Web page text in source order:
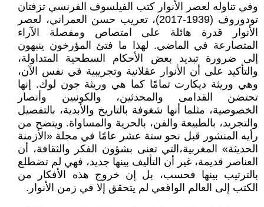
وفي تناوله لعصر الأنوار كتب الفيلسوف الفرنسي تزفتان
تودوروف (1939-2017)، تعريب حسن العمراني، لعصر
الأنوار قدرة هائلة على امتصاص ومفصلة الآراء
المتصارعة في الماضي. لهذا ما فتئ المؤرخون ينبهون
إلى ضرورة تبديد بعض الأحكام السطحية المتداولة،
والتأكيد على أن الأنوار عقلانية وتجريبية في نفس الآن،
وهي وريثة ديكارت تمامًا كما هي وريثة جون لوك. إنها
تحتضن القدامى والمحدثين، والكونيين وأنصار
الخصوصية، مثلما أنها شغوفة بالتاريخ والأبدية، بالتفصيل
والتجريد، بالطبيعة والفن، بالحرية والمساواة. ويتضح من
رأيه المنشور قبل نحو ستة عشر عامًا في مجلة «الأزمنة
الحديثة» المغربية،التي تعنى بشؤون الفكر والثقافة، أن
العناصر قديمة، غير أن التأليف بينها جديد، فهي لم تضطلع
بالترتيب بينها فحسب، بل إن خروج هذه الأفكار من
الكتب إلى العالم الواقعي لم يتحقق إلا في زمن الأنوار.